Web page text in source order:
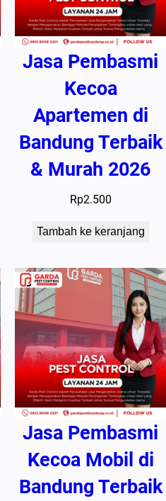
Jasa Pembasmi
Kecoa
Apartemen di
Bandung Terbaik
& Murah 2026
Rp2.500
Tambah ke keranjang
Jasa Pembasmi
Kecoa Mobil di
Bandung Terbaik